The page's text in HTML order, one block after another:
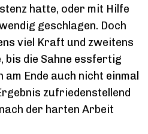
hatte, oder mit Hilfe
geschlagen. Doch
viel Kraft und zweitens
bis die Sahne essfertig
Ende auch nicht einmal
zufriedenstellend
der harten Arbeit